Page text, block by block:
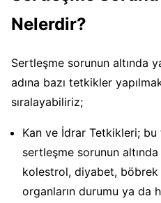
Nelerdir?
Sertleşme sorunun altında
adına bazı tetkikler
sıralayabiliriz;
Kan ve İdrar Tetkikleri;
sertleşme sorunun
kolestrol, diyabet,
organların durumu ya da